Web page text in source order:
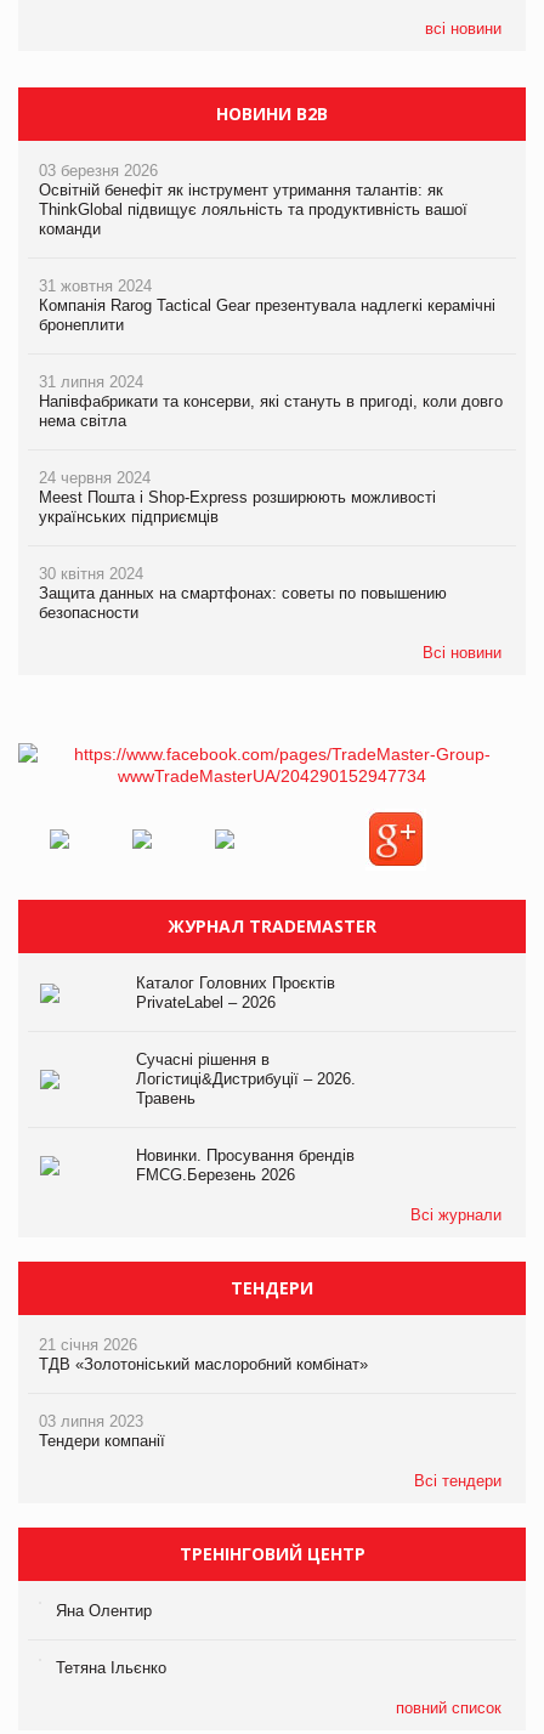
всі новини
НОВИНИ B2B
03 березня 2026
Освітній бенефіт як інструмент утримання талантів: як
ThinkGlobal підвищує лояльність та продуктивність вашої
команди
31 жовтня 2024
Компанія Rarog Tactical Gear презентувала надлегкі керамічні
бронеплити
31 липня 2024
Напівфабрикати та консерви, які стануть в пригоді, коли довго
нема світла
24 червня 2024
Meest Пошта і Shop-Express розширюють можливості
українських підприємців
30 квітня 2024
Защита данных на смартфонах: советы по повышению
безопасности
Всі новини
ЖУРНАЛ TRADEMASTER
Каталог Головних Проєктів
PrivateLabel – 2026
Сучасні рішення в
Логістиці&Дистрибуції – 2026.
Травень
Новинки. Просування брендів
FMCG.Березень 2026
Всі журнали
ТЕНДЕРИ
21 січня 2026
ТДВ «Золотоніський маслоробний комбінат»
03 липня 2023
Тендери компанії
Всі тендери
ТРЕНІНГОВИЙ ЦЕНТР
Яна Олентир
Тетяна Ільєнко
повний список